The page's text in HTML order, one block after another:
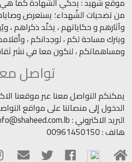
من تضحيات الشّهداء؛ يستعرض
وآثارهم و حكاياتهم ، يخلّد ذكراهم ،
ويترك مساحة لكم ، لوجدانكم ،
ومساهماتكم ، لنكون معا في نشر
تواصل
يمكنكم التواصل معنا عبر موقعنا
الدخول إلى منصاتنا على مواقع
البريد الاكتروني : info@shaheed.com.lb
هاتف : 00961450150